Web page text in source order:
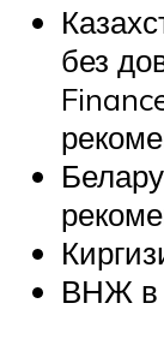
без
ВНЖ в